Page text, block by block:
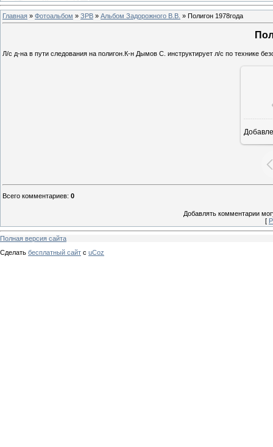
Главная » Фотоальбом » ЗРВ » Альбом Задорожного В.В. » Полигон 1978года
Л/с д-на в пути следования на полигон.К-н Дымов С. инструктирует л/с по технике
Всего комментариев: 0
Добавлять комментарии
[
Полная версия сайта
Сделать бесплатный сайт с uCoz